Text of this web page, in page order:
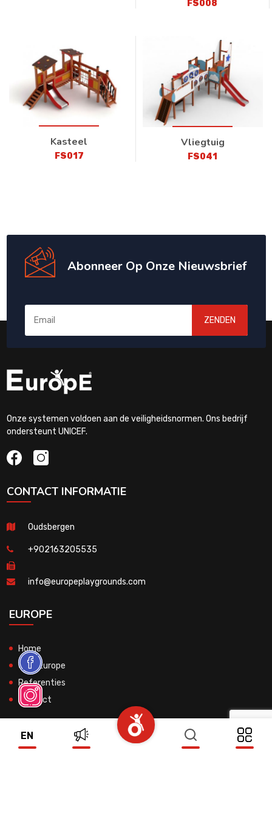
EN
FS008
Kasteel
FS017
Vliegtuig
FS041
Abonneer Op Onze Nieuwsbrief
ZENDEN
Onze systemen voldoen aan de veiligheidsnormen. Ons bedrijf
ondersteunt UNICEF.
CONTACT INFORMATIE
Oudsbergen
+902163205535
info@europeplaygrounds.com
EUROPE
Home
Over Europe
Referenties
Contact